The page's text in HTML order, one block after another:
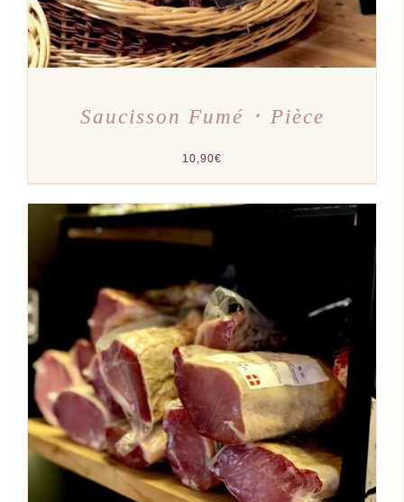
Saucisson Fumé ･ Pièce
10,90€
AJOUTER AU PANIER
DÉTAILS